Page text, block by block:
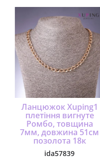
Ланцюжок Xuping1
плетіння вигнуте
Ромбо, товщина
7мм, довжина 51см
позолота 18к
ida57839